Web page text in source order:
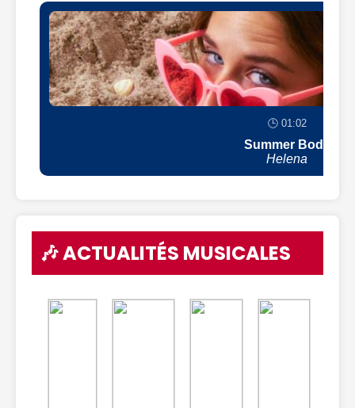
🕒 01:02
Summer Body
Helena
🎶 ACTUALITÉS MUSICALES